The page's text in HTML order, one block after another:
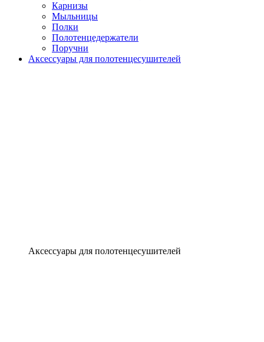
Карнизы
Мыльницы
Полки
Полотенцедержатели
Поручни
Аксессуары для полотенцесушителей
Аксессуары для полотенцесушителей